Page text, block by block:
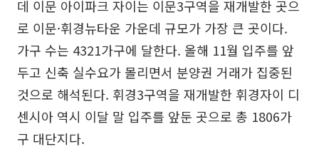
데 이문 아이파크 자이는 이문3구역을 재개발한 곳으
로 이문·휘경뉴타운 가운데 규모가 가장 큰 곳이다.
가구 수는 4321가구에 달한다. 올해 11월 입주를 앞
두고 신축 실수요가 몰리면서 분양권 거래가 집중된
것으로 해석된다. 휘경3구역을 재개발한 휘경자이 디
센시아 역시 이달 말 입주를 앞둔 곳으로 총 1806가
구 대단지다.